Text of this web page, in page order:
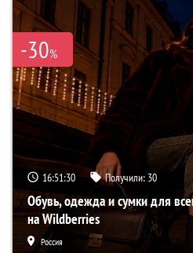
-30%
16:51:29 Получили: 30
Обувь, одежда и сумки для
на Wildberries
Россия